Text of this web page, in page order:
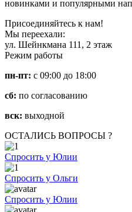
новинками и популярными
Присоединяйтесь к нам!
Мы переехали:
ул. Шейнкмана 111, 2 этаж
Режим работы
пн-пт: с 09:00 до 18:00
сб: по согласованию
вск: выходной
ОСТАЛИСЬ ВОПРОСЫ ?
Спросить у Юлии
Спросить у Ольги
Спросить у Юлии